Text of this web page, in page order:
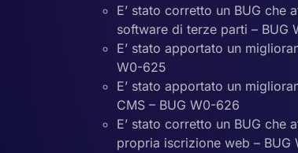
E’ stato corretto un BUG
software di terze parti – BUG
E’ stato apportato un
W0-625
E’ stato apportato un
CMS – BUG W0-626
E’ stato corretto un BUG
propria iscrizione web – BUG